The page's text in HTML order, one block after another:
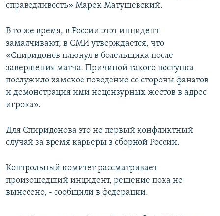
справедливость» Марек Матушевский.
В то же время, в России этот инцидент
замалчивают, в СМИ утверждается, что
«Спиридонов плюнул в болельщика после
завершения матча. Причиной такого поступка
послужило хамское поведение со стороны фанатов
и демонстрация ими нецензурных жестов в адрес
игрока».
Для Спиридонова это не первый конфликтный
случай за время карьеры в сборной России.
Контрольный комитет рассматривает
произошедший инцидент, решение пока не
вынесено, - сообщили в федерации.